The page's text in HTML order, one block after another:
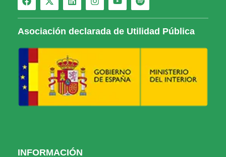
Asociación declarada de Utilidad Pública
INFORMACIÓN